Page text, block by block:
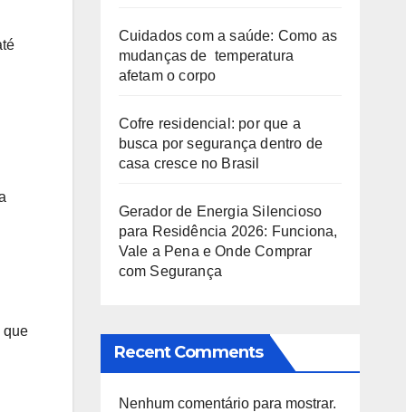
que
Cuidados com a saúde: Como as
mudanças de temperatura
afetam o corpo
Cofre residencial: por que a
busca por segurança dentro de
casa cresce no Brasil
Gerador de Energia Silencioso
para Residência 2026: Funciona,
Vale a Pena e Onde Comprar
com Segurança
Recent Comments
Nenhum comentário para mostrar.